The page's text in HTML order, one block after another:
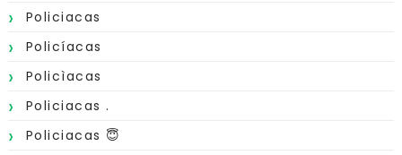
Policiacas
Policíacas
Policìacas
Policiacas .
Policiacas 😇